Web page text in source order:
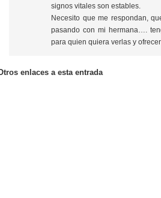
signos vitales son estables.
Necesito que me respondan,
pasando con mi hermana….
para quien quiera verlas y
enlaces a esta entrada